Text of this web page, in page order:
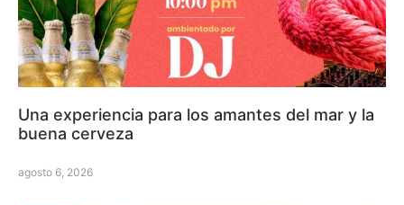
Una experiencia para los amantes del mar y la
buena cerveza
agosto 6, 2026